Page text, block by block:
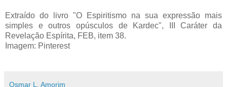
Extraído do livro "O Espiritismo na sua expressão mais
simples e outros opúsculos de Kardec", III Caráter da
Revelação Espírita, FEB, item 38.
Imagem: Pinterest
Osmar L. Amorim